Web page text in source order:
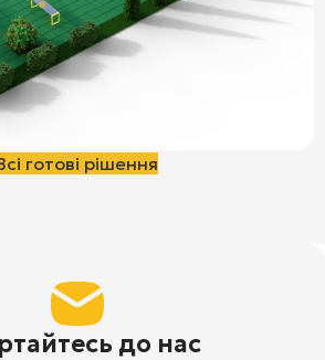
готові рішення
до нас